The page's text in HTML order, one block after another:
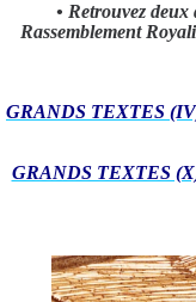
• Retrouvez
Rassemblement
GRANDS TEXTES
GRANDS TEXTES